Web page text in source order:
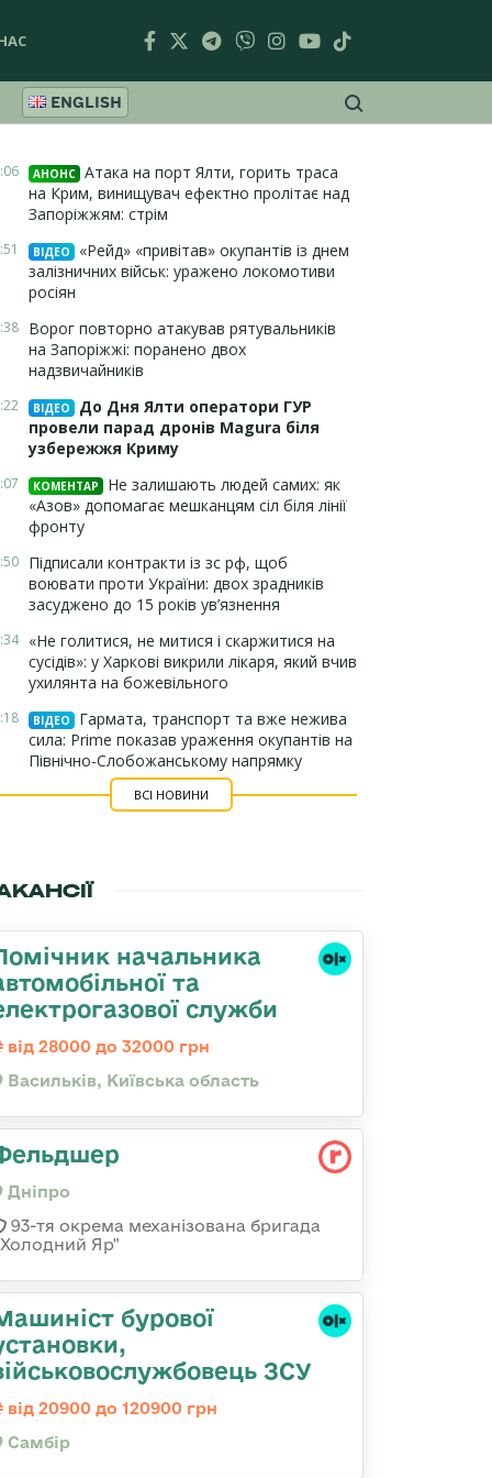
ENGLISH
АНОНС Атака на порт Ялти, горить траса
на Крим, винищувач ефектно пролітає над
Запоріжжям: стрім
ВІДЕО
«Рейд» «привітав» окупантів із днем
залізничних військ: уражено локомотиви
росіян
Ворог повторно атакував рятувальників
на Запоріжжі: поранено двох
надзвичайників
ВІДЕО
До Дня Ялти оператори ГУР
провели парад дронів Magura біля
узбережжя Криму
КОМЕНТАР
Не залишають людей самих: як
«Азов» допомагає мешканцям сіл біля лінії
фронту
Підписали контракти із зс рф, щоб
воювати проти України: двох зрадників
засуджено до 15 років ув’язнення
«Не голитися, не митися і скаржитися на
сусідів»: у Харкові викрили лікаря, який вчив
ухилянта на божевільного
ВІДЕО
Гармата, транспорт та вже нежива
сила: Prime показав ураження окупантів на
Північно-Слобожанському напрямку
ВСІ НОВИНИ
начальника
та
служби
від 28000 до 32000 грн
Васильків, Київська область
Дніпро
93-тя окрема механізована бригада
Яр"
бурової
ЗСУ
від 20900 до 120900 грн
Самбір